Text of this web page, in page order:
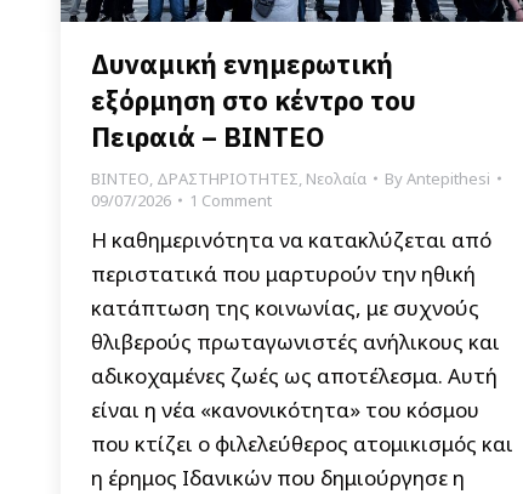
Δυναμική ενημερωτική
εξόρμηση στο κέντρο του
Πειραιά – ΒΙΝΤΕΟ
ΒΙΝΤΕΟ, ΔΡΑΣΤΗΡΙΟΤΗΤΕΣ, Νεολαία ByAntepithesi
09/07/2026
1 Comment
Η καθημερινότητα να κατακλύζεται από
περιστατικά που μαρτυρούν την ηθική
κατάπτωση της κοινωνίας, με συχνούς
θλιβερούς πρωταγωνιστές ανήλικους και
αδικοχαμένες ζωές ως αποτέλεσμα. Αυτή
είναι η νέα «κανονικότητα» του κόσμου
που κτίζει ο φιλελεύθερος ατομικισμός και
η έρημος Ιδανικών που δημιούργησε η